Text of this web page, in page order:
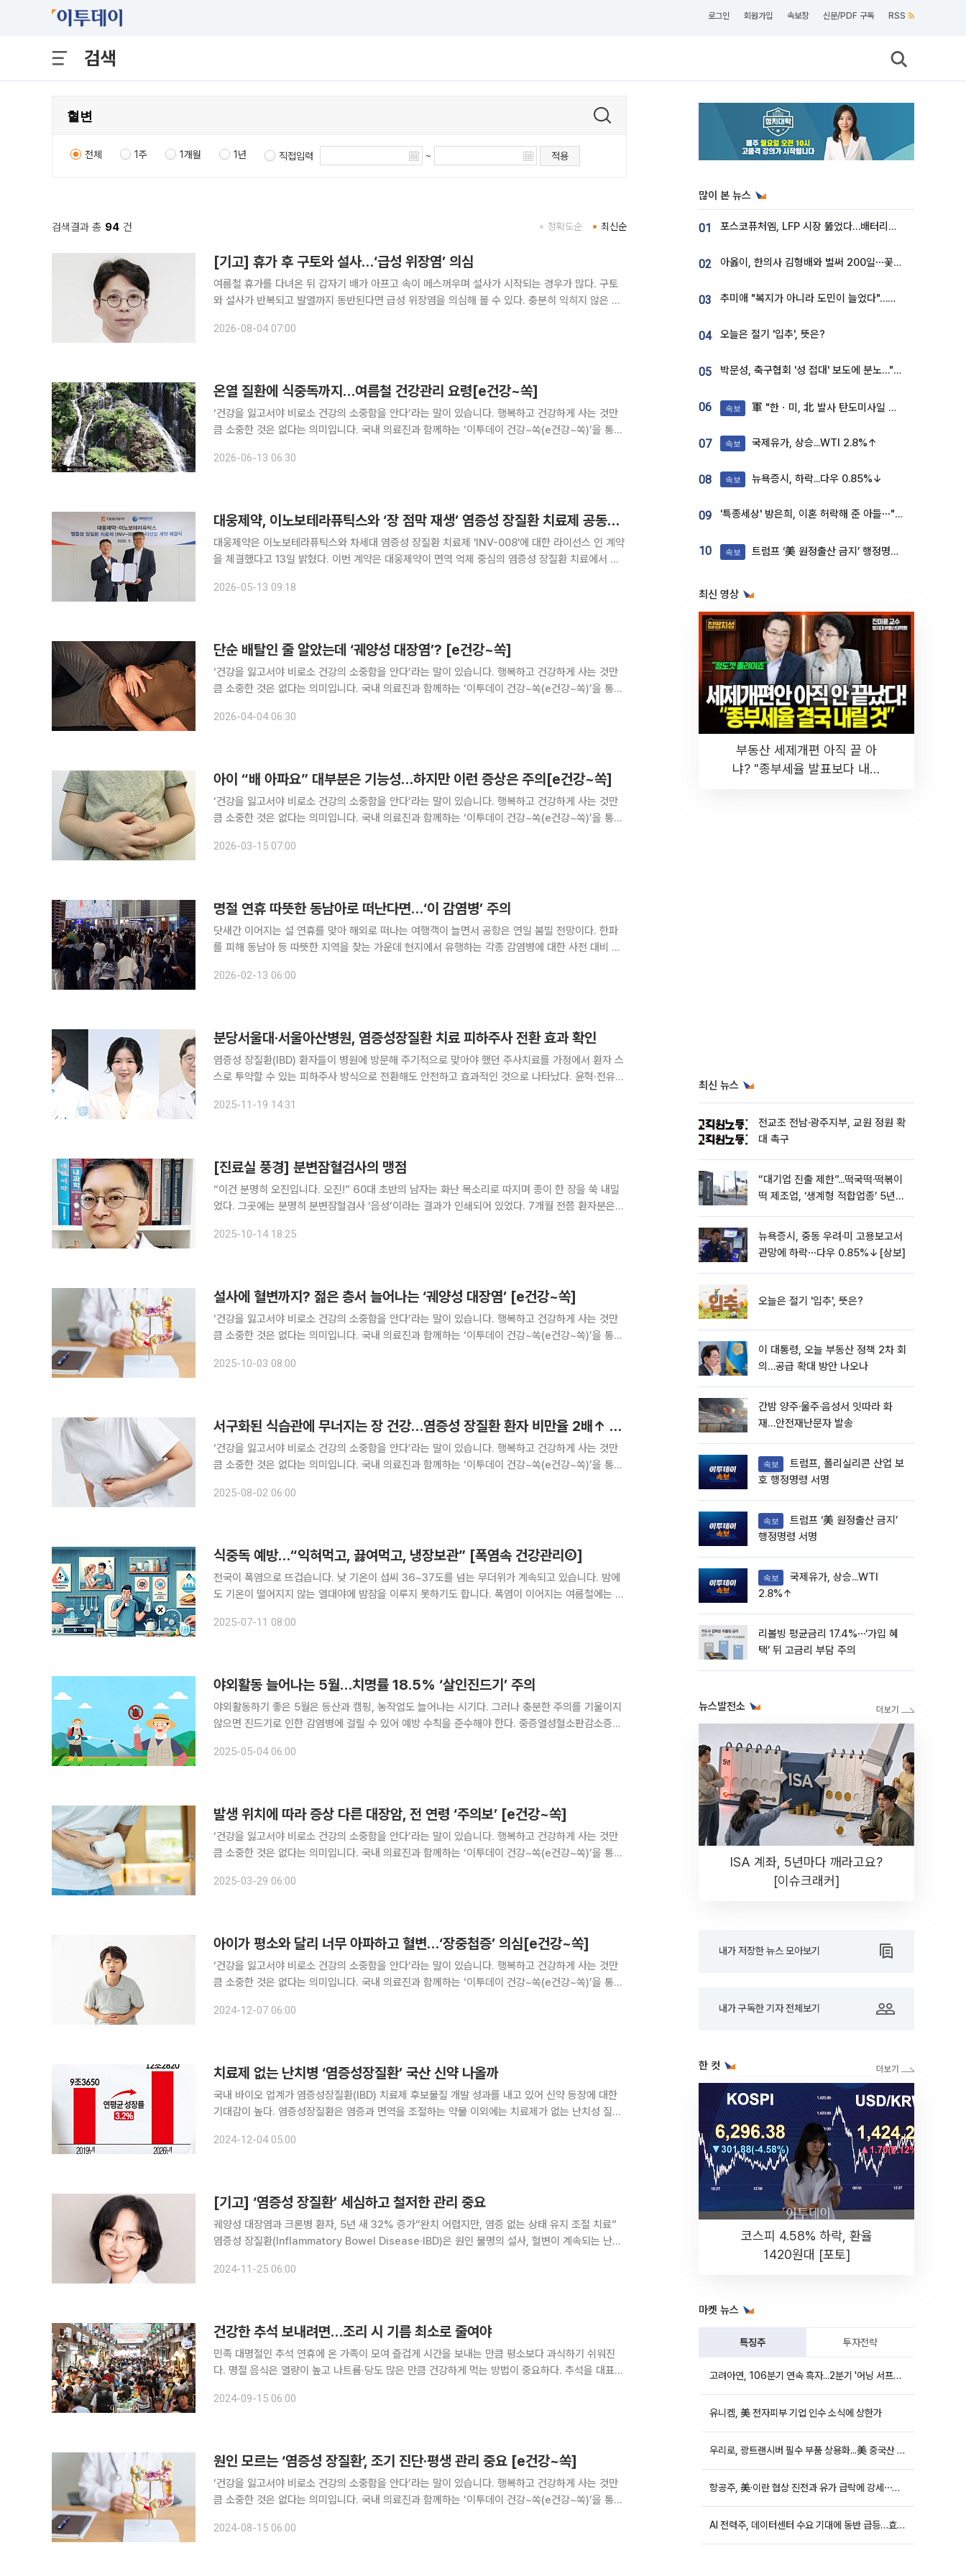
로그인 회원가입 속보창 신문/PDF 구독 RSS
검색
전체 1주 1개월 1년 직접입력 ~ 적용
검색결과 총 94 건 최신순
정확도순
[기고] 휴가 후 구토와 설사…‘급성 위장염’ 의심
여름철 휴가를 다녀온 뒤 갑자기 배가 아프고 속이 메스꺼우며 설사가 시작되는 경우가 많다. 구토
와 설사가 반복되고 발열까지 동반된다면 급성 위장염을 의심해 볼 수 있다. 충분히 익히지 않은 육
만, 반복되는 구토와 설사로 탈수가 발생할 수 있으며 고열이나 혈
2026-08-04 07:00
온열 질환에 식중독까지…여름철 건강관리 요령[e건강~쏙]
‘건강을 잃고서야 비로소 건강의 소중함을 안다’라는 말이 있습니다. 행복하고 건강하게 사는 것만
큼 소중한 것은 없다는 의미입니다. 국내 의료진과 함께하는 ‘이투데이 건강~쏙(e건강~쏙)’을 통해
건강 위험 요소에 대비해야 한다. 기상청의 2026년 6~8월 3개월
2026-06-13 06:30
대웅제약, 이노보테라퓨틱스와 ‘장 점막 재생’ 염증성 장질환 치료제 공동개발
대웅제약은 이노보테라퓨틱스와 차세대 염증성 장질환 치료제 'INV-008'에 대한 라이선스 인 계약
을 체결했다고 13일 밝혔다. 이번 계약은 대웅제약이 면역 억제 중심의 염증성 장질환 치료에서 손
있다. 대웅제약은 임상 초기 단계부터 개발 방향을 주도하고 적응
2026-05-13 09:18
단순 배탈인 줄 알았는데 ‘궤양성 대장염’? [e건강~쏙]
‘건강을 잃고서야 비로소 건강의 소중함을 안다’라는 말이 있습니다. 행복하고 건강하게 사는 것만
큼 소중한 것은 없다는 의미입니다. 국내 의료진과 함께하는 ‘이투데이 건강~쏙(e건강~쏙)’을 통해
탈이겠거니 하고 넘기기 쉽다. 하지만 증상이 오래 지속하거나 평소
2026-04-04 06:30
아이 “배 아파요” 대부분은 기능성…하지만 이런 증상은 주의[e건강~쏙]
‘건강을 잃고서야 비로소 건강의 소중함을 안다’라는 말이 있습니다. 행복하고 건강하게 사는 것만
큼 소중한 것은 없다는 의미입니다. 국내 의료진과 함께하는 ‘이투데이 건강~쏙(e건강~쏙)’을 통해
단순한 배탈인지 다른 질환과 관련된 증상인지 판단하기 어려워 불
2026-03-15 07:00
명절 연휴 따뜻한 동남아로 떠난다면…‘이 감염병’ 주의
닷새간 이어지는 설 연휴를 맞아 해외로 떠나는 여행객이 늘면서 공항은 연일 붐빌 전망이다. 한파
를 피해 동남아 등 따뜻한 지역을 찾는 가운데 현지에서 유행하는 각종 감염병에 대한 사전 대비 필
객은 총 122만명에 이를 것으로 예상된다. 총여객과 출발 여객이 가
2026-02-13 06:00
분당서울대·서울아산병원, 염증성장질환 치료 피하주사 전환 효과 확인
염증성 장질환(IBD) 환자들이 병원에 방문해 주기적으로 맞아야 했던 주사치료를 가정에서 환자 스
스로 투약할 수 있는 피하주사 방식으로 전환해도 안전하고 효과적인 것으로 나타났다. 윤혁·전유경
서울대병원·서울아산병원에서 염증성 장질환으로 치료받은 101명 환
2025-11-19 14:31
[진료실 풍경] 분변잠혈검사의 맹점
“이건 분명히 오진입니다. 오진!” 60대 초반의 남자는 화난 목소리로 따지며 종이 한 장을 쑥 내밀
었다. 그곳에는 분명히 분변잠혈검사 ‘음성’이라는 결과가 인쇄되어 있었다. 7개월 전쯤 환자분은
겠지’라고 안심하며 지냈단다. 하지만 몇 주 전부터 배가 아프기
2025-10-14 18:25
설사에 혈변까지? 젊은 층서 늘어나는 ‘궤양성 대장염’ [e건강~쏙]
‘건강을 잃고서야 비로소 건강의 소중함을 안다’라는 말이 있습니다. 행복하고 건강하게 사는 것만
큼 소중한 것은 없다는 의미입니다. 국내 의료진과 함께하는 ‘이투데이 건강~쏙(e건강~쏙)’을 통해
에 염증과 궤양이 생기는 만성 질환이다. 질환의 정확한 원인은 아
2025-10-03 08:00
서구화된 식습관에 무너지는 장 건강…염증성 장질환 환자 비만율 2배↑ [e건강~쏙]
‘건강을 잃고서야 비로소 건강의 소중함을 안다’라는 말이 있습니다. 행복하고 건강하게 사는 것만
큼 소중한 것은 없다는 의미입니다. 국내 의료진과 함께하는 ‘이투데이 건강~쏙(e건강~쏙)’을 통해
식의 영향으로 염증성 장질환이 국내에서도 증가하고 있다. 특히 비
2025-08-02 06:00
식중독 예방…“익혀먹고, 끓여먹고, 냉장보관” [폭염속 건강관리②]
전국이 폭염으로 뜨겁습니다. 낮 기온이 섭씨 36~37도를 넘는 무더위가 계속되고 있습니다. 밤에
도 기온이 떨어지지 않는 열대야에 밤잠을 이루지 못하기도 합니다. 폭염이 이어지는 여름철에는 건
2025-07-11 08:00
야외활동 늘어나는 5월…치명률 18.5% ‘살인진드기’ 주의
야외활동하기 좋은 5월은 등산과 캠핑, 농작업도 늘어나는 시기다. 그러나 충분한 주의를 기울이지
않으면 진드기로 인한 감염병에 걸릴 수 있어 예방 수칙을 준수해야 한다. 중증열성혈소판감소증후
진 곳에 존재하다가 사람이나 동물과 같은 부착 대상이 수풀 속을
2025-05-04 06:00
발생 위치에 따라 증상 다른 대장암, 전 연령 ‘주의보’ [e건강~쏙]
‘건강을 잃고서야 비로소 건강의 소중함을 안다’라는 말이 있습니다. 행복하고 건강하게 사는 것만
큼 소중한 것은 없다는 의미입니다. 국내 의료진과 함께하는 ‘이투데이 건강~쏙(e건강~쏙)’을 통해
장암이 서구화된 식습관으로 최근 20~40대 젊은 층에서도 발병
2025-03-29 06:00
아이가 평소와 달리 너무 아파하고 혈변…‘장중첩증’ 의심[e건강~쏙]
‘건강을 잃고서야 비로소 건강의 소중함을 안다’라는 말이 있습니다. 행복하고 건강하게 사는 것만
큼 소중한 것은 없다는 의미입니다. 국내 의료진과 함께하는 ‘이투데이 건강~쏙(e건강~쏙)’을 통해
2024-12-07 06:00
치료제 없는 난치병 ‘염증성장질환’ 국산 신약 나올까
국내 바이오 업계가 염증성장질환(IBD) 치료제 후보물질 개발 성과를 내고 있어 신약 등장에 대한
기대감이 높다. 염증성장질환은 염증과 면역을 조절하는 약물 이외에는 치료제가 없는 난치성 질환
증성장질환 신약 후보물질의 임상시험을 속속 승인받았다. 기업들은
2024-12-04 05:00
[기고] ‘염증성 장질환’ 세심하고 철저한 관리 중요
궤양성 대장염과 크론병 환자, 5년 새 32% 증가“완치 어렵지만, 염증 없는 상태 유지 조절 치료”
염증성 장질환(Inflammatory Bowel Disease·IBD)은 원인 불명의 설사, 혈변이 계속되는 난치
없는 시점을 잘 유지하면 얼마든지 평범한 일상
2024-11-25 06:00
건강한 추석 보내려면…조리 시 기름 최소로 줄여야
민족 대명절인 추석 연휴에 온 가족이 모여 즐겁게 시간을 보내는 만큼 평소보다 과식하기 쉬워진
다. 명절 음식은 열량이 높고 나트륨·당도 많은 만큼 건강하게 먹는 방법이 중요하다. 추석을 대표하
식품영양성분 데이터베이스에 따르면 송편은 한 개에 50~60kc
2024-09-15 06:00
원인 모르는 ‘염증성 장질환’, 조기 진단·평생 관리 중요 [e건강~쏙]
‘건강을 잃고서야 비로소 건강의 소중함을 안다’라는 말이 있습니다. 행복하고 건강하게 사는 것만
큼 소중한 것은 없다는 의미입니다. 국내 의료진과 함께하는 ‘이투데이 건강~쏙(e건강~쏙)’을 통해
평생 증상을 관리해야 하는 난치병으로 알려졌다. 환자들은 끊어질
2024-08-15 06:00
많이 본 뉴스
01 포스코퓨처엠, LFP 시장 뚫었다…배터리사와 대규모 장기 공급 합의
02 아옳이, 한의사 김형배와 벌써 200일⋯꽃다발 들고 "프러포즈 아냐"
03 추미애 "복지가 아니라 도민이 늘었다"…재정난 책임론 정면돌파
04 오늘은 절기 '입추', 뜻은?
05 박문성, 축구협회 '성 접대' 보도에 분노…"다 말아먹으려고 작정했나"
06 속보 軍 "한ㆍ미, 北 발사 탄도미사일 제원 정밀분석 중"
07 속보 국제유가, 상승...WTI 2.8%↑
08 속보 뉴욕증시, 하락...다우 0.85%↓
09 '특종세상' 방은희, 이혼 허락해 준 아들⋯"너무 잘 커줬다" 오열
10 속보 트럼프 ‘美 원정출산 금지’ 행정명령 서명
최신 영상
부동산 세제개편 아직 끝 아
냐? "종부세율 발표보다 내릴
최신 뉴스
전교조 전남·광주지부, 교원 정원 확
대 촉구
“대기업 진출 제한”...떡국떡·떡볶이
떡 제조업, ‘생계형 적합업종’ 5년
뉴욕증시, 중동 우려·미 고용보고서
관망에 하락⋯다우 0.85%↓[상보]
오늘은 절기 '입추', 뜻은?
이 대통령, 오늘 부동산 정책 2차 회
의…공급 확대 방안 나오나
간밤 양주·울주·음성서 잇따라 화
재…안전재난문자 발송
속보
호 행정명령 서명
속보
행정명령 서명
속보
2.8%↑
리볼빙 평균금리 17.4%⋯‘가입 혜
택’ 뒤 고금리 부담 주의
뉴스발전소
ISA 계좌, 5년마다 깨라고요?
[이슈크래커]
내가 저장한 뉴스 모아보기
내가 구독한 기자 전체보기
한 컷
코스피 4.58% 하락, 환율
1420원대 [포토]
마켓 뉴스
특징주 투자전략
고려아연, 106분기 연속 흑자...2분기 '어닝 서프라이즈'에 장 초반 12%대 강세
유니켐, 美 전자피부 기업 인수 소식에 상한가
우리로, 광트랜시버 필수 부품 상용화...美 중국산 퇴출 추진에 상승세
항공주, 美·이란 협상 진전과 유가 급락에 강세⋯한진칼 8%↑
AI 전력주, 데이터센터 수요 기대에 동반 급등…효성중공업 10%↑